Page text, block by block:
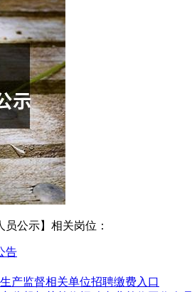
公示】相关岗位：
告
产监督相关单位招聘缴费入口